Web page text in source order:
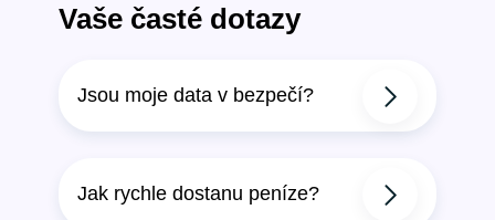
Vaše časté dotazy
Jsou moje data v bezpečí?
Jak rychle dostanu peníze?